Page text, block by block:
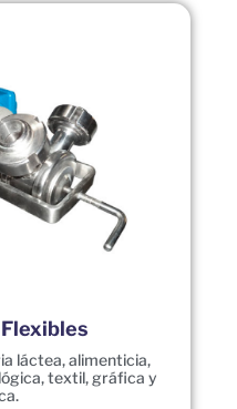
láctea, alimenticia,
textil, gráfica y